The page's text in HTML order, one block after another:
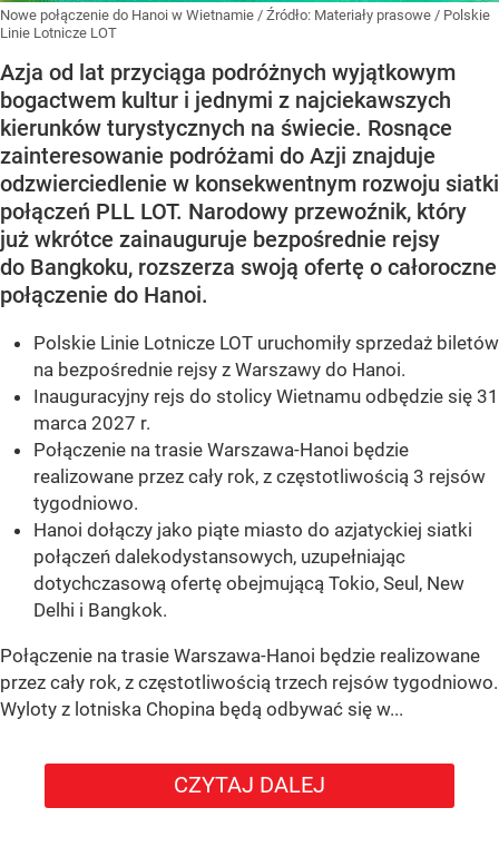
Nowe połączenie do Hanoi w Wietnamie / Źródło: Materiały prasowe / Polskie
Linie Lotnicze LOT
Azja od lat przyciąga podróżnych wyjątkowym
bogactwem kultur i jednymi z najciekawszych
kierunków turystycznych na świecie. Rosnące
zainteresowanie podróżami do Azji znajduje
odzwierciedlenie w konsekwentnym rozwoju siatki
połączeń PLL LOT. Narodowy przewoźnik, który
już wkrótce zainauguruje bezpośrednie rejsy
do Bangkoku, rozszerza swoją ofertę o całoroczne
połączenie do Hanoi.
Polskie Linie Lotnicze LOT uruchomiły sprzedaż biletów
na bezpośrednie rejsy z Warszawy do Hanoi.
Inauguracyjny rejs do stolicy Wietnamu odbędzie się 31
marca 2027 r.
Połączenie na trasie Warszawa-Hanoi będzie
realizowane przez cały rok, z częstotliwością 3 rejsów
tygodniowo.
Hanoi dołączy jako piąte miasto do azjatyckiej siatki
połączeń dalekodystansowych, uzupełniając
dotychczasową ofertę obejmującą Tokio, Seul, New
Delhi i Bangkok.
Połączenie na trasie Warszawa-Hanoi będzie realizowane
przez cały rok, z częstotliwością trzech rejsów tygodniowo.
Wyloty z lotniska Chopina będą odbywać się w...
CZYTAJ DALEJ